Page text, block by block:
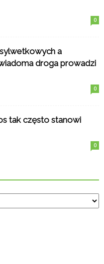
0
a
droga prowadzi
0
tak często stanowi
0